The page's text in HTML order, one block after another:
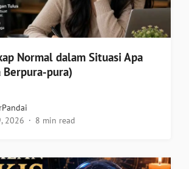
Normal dalam Situasi Apa
Berpura-pura)
2026
8 min read